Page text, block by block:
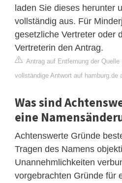
laden Sie dieses herunter
vollständig aus. Für
gesetzliche Vertreter oder
Vertreterin den Antrag.
Antrag auf Entfernung der Quelle
vollständige Antwort auf hamburg.de
Was sind
eine
Achtenswerte Gründe
Tragen des Namens
Unannehmlichkeiten
vorgebrachten Gründe für